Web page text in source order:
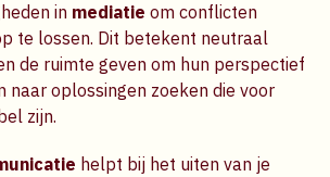
in mediatie om conflicten
te lossen. Dit betekent neutraal
de ruimte geven om hun perspectief
naar oplossingen zoeken die voor
zijn.
helpt bij het uiten van je